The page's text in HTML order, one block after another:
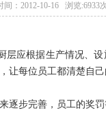
间：2012-10-16 浏览:6933
应根据生产情况、
让每位员工都清楚自
步完善，员工的奖罚